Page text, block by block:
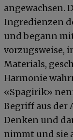
angewachsen.
Ingredienzen
und begann
vorzugsweise,
Materials,
Harmonie
«Spagirik»
Begriff aus der
Denken und
nimmt und sie